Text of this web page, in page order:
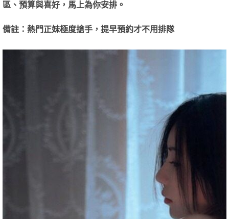
區、預算與喜好，馬上為你安排。
備註：熱門正妹極度搶手，提早預約才不用排隊